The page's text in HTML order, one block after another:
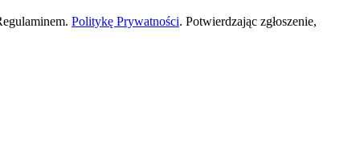
Politykę Prywatności. Potwierdzając zgłoszenie,